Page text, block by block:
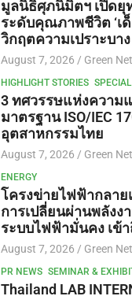
มูลนิธิศุภนิมิตฯ เปิดยุ
ระดับคุณภาพชีวิต ‘เ
วิกฤตความเปราะบาง
August 7, 2026 Green
HIGHLIGHT STORIES
3 ทศวรรษแห่งความ
มาตรฐาน ISO/IEC
อุตสาหกรรมไทย
August 7, 2026 Green
ENERGY
โครงข่ายไฟฟ้ากลาย
การเปลี่ยนผ่านพลังง
ระบบไฟฟ้ามั่นคง เข้
August 7, 2026 Green
PR NEWS SEMINAR &
Thailand LAB